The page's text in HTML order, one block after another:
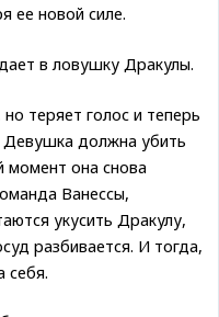
ее новой силе.
в ловушку Дракулы.
теряет голос и теперь
Девушка должна убить
момент она снова
Ванессы,
укусить Дракулу,
разбивается. И тогда,
себя.